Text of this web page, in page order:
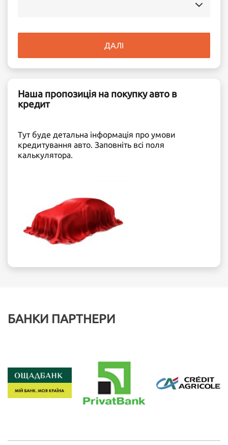
ДАЛІ
Наша пропозиція на покупку авто в
кредит
Тут буде детальна інформація про умови
кредитування авто. Заповніть всі поля
калькулятора.
БАНКИ ПАРТНЕРИ